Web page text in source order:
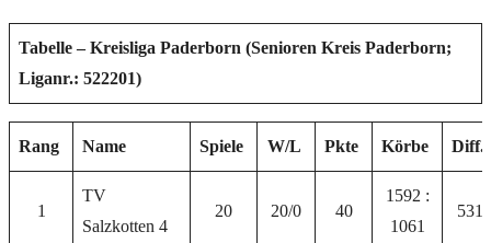
Tabelle – Kreisliga Paderborn (Senioren Kreis Paderborn;
Liganr.: 522201)
Rang Name Spiele W/L Pkte Körbe Diff.
1
TV
Salzkotten 4
20 20/0 40
1592 :
1061
531